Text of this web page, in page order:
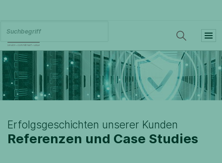
Erfolgsgeschichten unserer Kunden
Referenzen und Case Studies